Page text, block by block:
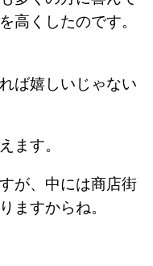
高くしたのです。
ば嬉しいじゃない
えます。
が、中には商店街
ますからね。